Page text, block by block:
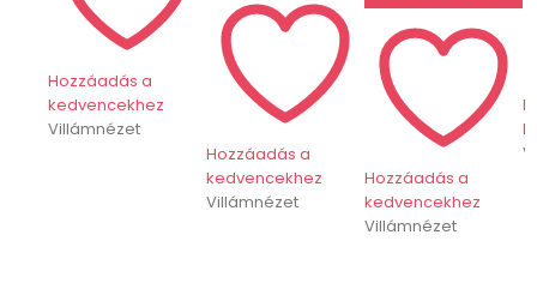
Hozzáadás a
kedvencekhez
Villámnézet
Hozzáadás a
kedvencekhez
Villámnézet
Hozzáadás a
kedvencekhez
Villámnézet